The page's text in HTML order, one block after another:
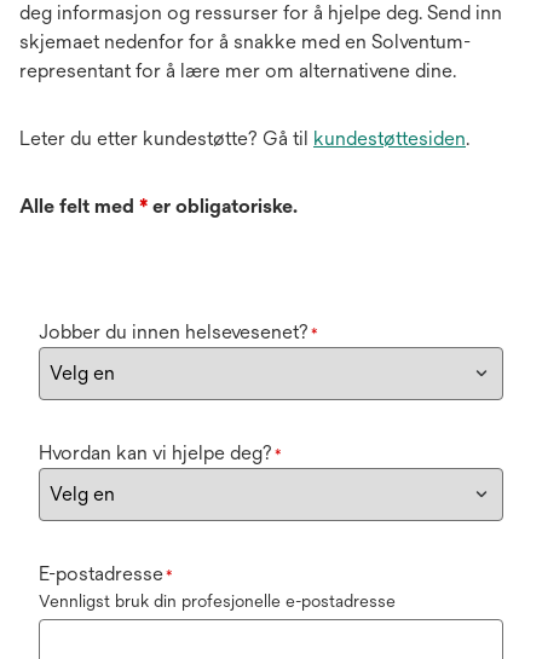
deg informasjon og ressurser for å hjelpe deg. Send inn
skjemaet nedenfor for å snakke med en Solventum-
representant for å lære mer om alternativene dine.
Leter du etter kundestøtte? Gå til kundestøttesiden.
Alle felt med * er obligatoriske.
Jobber du innen helsevesenet? *
Hvordan kan vi hjelpe deg? *
E-postadresse*
Vennligst bruk din profesjonelle e-postadresse